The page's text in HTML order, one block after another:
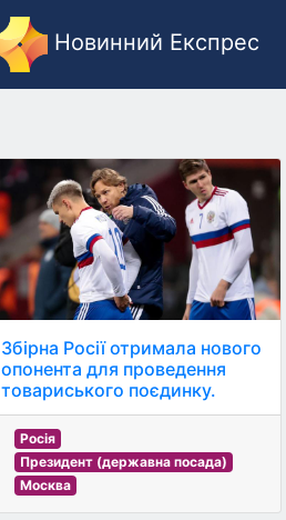
Новинний Експрес
Збірна Росії отримала нового
опонента для проведення
товариського поєдинку.
Росія
Президент (державна посада)
Москва